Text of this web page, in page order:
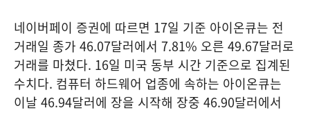
네이버페이 증권에 따르면 17일 기준 아이온큐는 전
거래일 종가 46.07달러에서 7.81% 오른 49.67달러로
거래를 마쳤다. 16일 미국 동부 시간 기준으로 집계된
수치다. 컴퓨터 하드웨어 업종에 속하는 아이온큐는
이날 46.94달러에 장을 시작해 장중 46.90달러에서